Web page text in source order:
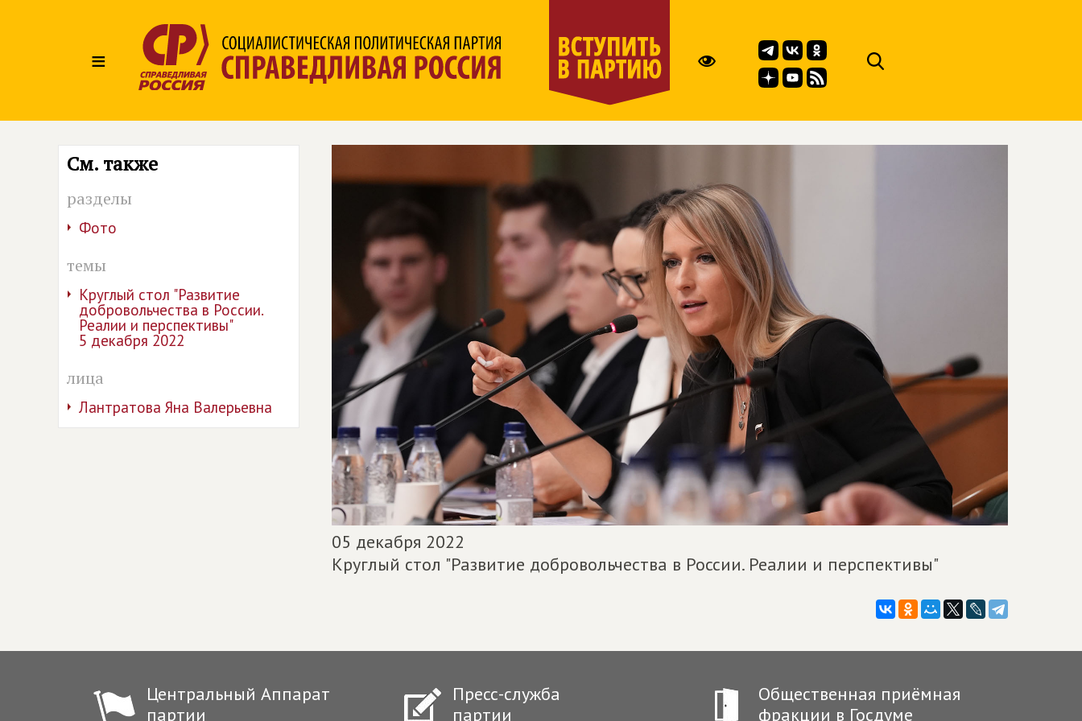
≡
См. также
разделы
Фото
темы
Круглый стол "Развитие
добровольчества в России.
Реалии и перспективы"
5 декабря 2022
лица
Лантратова Яна Валерьевна
05 декабря 2022
Круглый стол "Развитие добровольчества в России. Реалии и перспективы"
Центральный Аппарат
партии
Пресс-служба
партии
Общественная приёмная
фракции в Госдуме